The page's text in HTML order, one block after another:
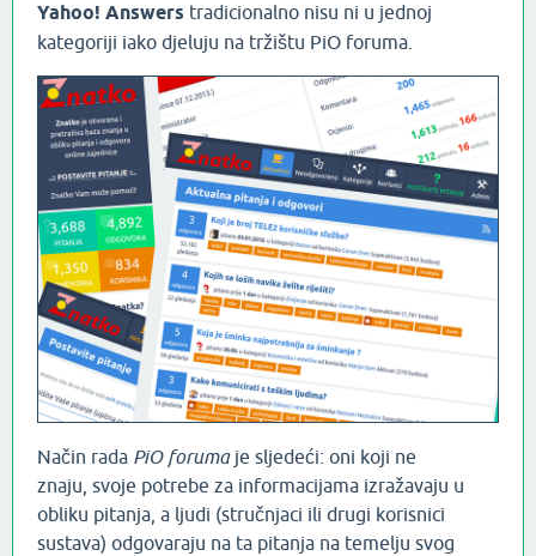
Yahoo! Answers tradicionalno nisu ni u jednoj
kategoriji iako djeluju na tržištu PiO foruma.
Način rada PiO forumaje sljedeći: oni koji ne
znaju, svoje potrebe za informacijama izražavaju u
obliku pitanja, a ljudi (stručnjaci ili drugi korisnici
sustava) odgovaraju na ta pitanja na temelju svog